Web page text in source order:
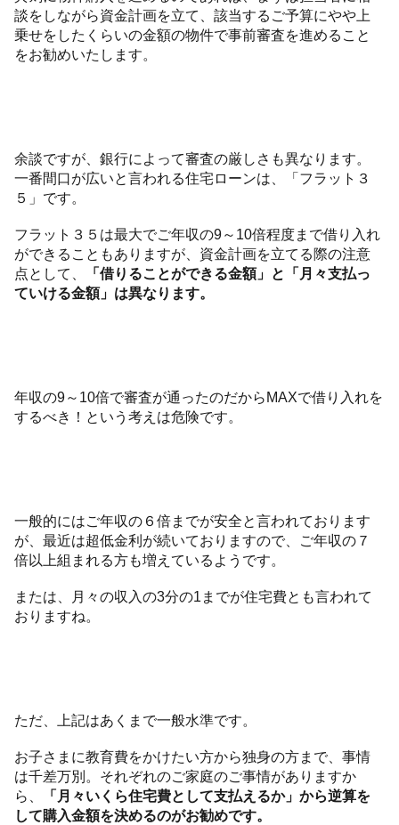
談をしながら資金計画を立て、該当するご予算にやや上
乗せをしたくらいの金額の物件で事前審査を進めること
をお勧めいたします。
余談ですが、銀行によって審査の厳しさも異なります。
一番間口が広いと言われる住宅ローンは、「フラット３
５」です。
フラット３５は最大でご年収の9～10倍程度まで借り入れ
ができることもありますが、資金計画を立てる際の注意
点として、
「借りることができる金額」と「月々支払っ
ていける金額」は異なります。
年収の9～10倍で審査が通ったのだからMAXで借り入れを
するべき！という考えは危険です。
一般的にはご年収の６倍までが安全と言われております
が、最近は超低金利が続いておりますので、ご年収の７
倍以上組まれる方も増えているようです。
または、月々の収入の3分の1までが住宅費とも言われて
おりますね。
ただ、上記はあくまで一般水準です。
お子さまに教育費をかけたい方から独身の方まで、事情
は千差万別。それぞれのご家庭のご事情がありますか
ら、
「月々いくら住宅費として支払えるか」から逆算を
して購入金額を決めるのがお勧めです。